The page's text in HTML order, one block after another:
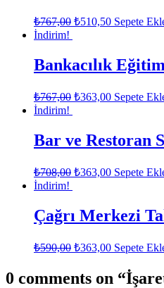
₺767,00 ₺510,50 Sepete
İndirim!
Bankacılık
₺767,00 ₺363,00 Sepete
İndirim!
Bar ve Restoran
₺708,00 ₺363,00 Sepete
İndirim!
Çağrı Merkezi
₺590,00 ₺363,00 Sepete
0 comments on “